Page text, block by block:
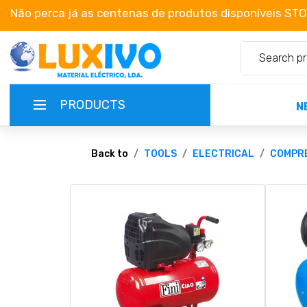
Não perca já as centenas de produtos disponíveis
PRODUCTS
NEW-PRODUCTS
TERMS OF SERVICE
Back to TOOLS ELECTRICAL